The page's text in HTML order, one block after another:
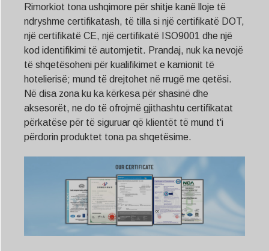
Rimorkiot tona ushqimore për shitje kanë lloje të
ndryshme certifikatash, të tilla si një certifikatë DOT,
një certifikatë CE, një certifikatë ISO9001 dhe një
kod identifikimi të automjetit. Prandaj, nuk ka nevojë
të shqetësoheni për kualifikimet e kamionit të
hotelierisë; mund të drejtohet në rrugë me qetësi.
Në disa zona ku ka kërkesa për shasinë dhe
aksesorët, ne do të ofrojmë gjithashtu certifikatat
përkatëse për të siguruar që klientët të mund t'i
përdorin produktet tona pa shqetësime.
Latviešu valoda
Dansk
Hrvatski
Maori
Eesti
Български
Nederlands (België)
हिन्दी
Norsk bokmål
Slovenčina